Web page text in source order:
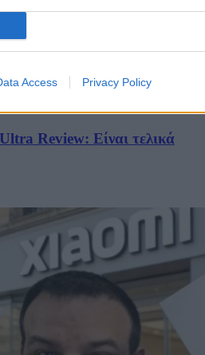
Access Privacy Policy
Review: Είναι τελικά